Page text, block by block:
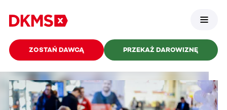
ZOSTAŃ DAWCĄ PRZEKAŻ DAROWIZNĘ